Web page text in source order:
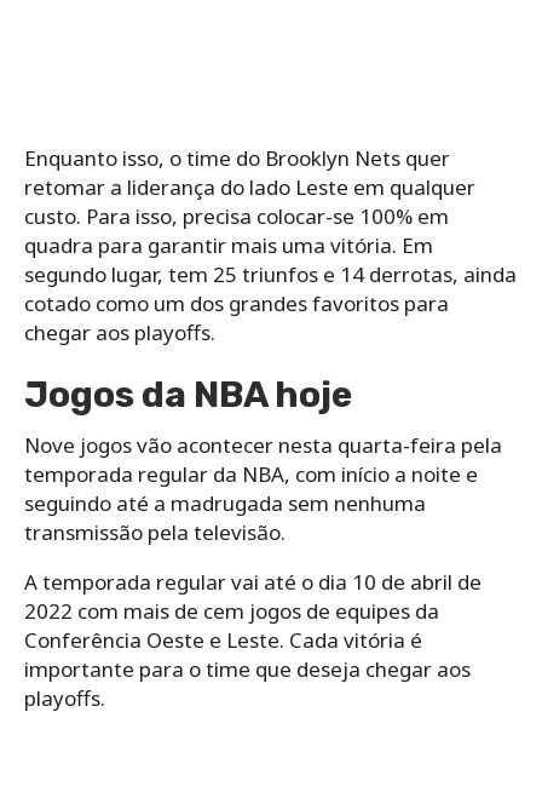
Enquanto isso, o time do Brooklyn Nets quer
retomar a liderança do lado Leste em qualquer
custo. Para isso, precisa colocar-se 100% em
quadra para garantir mais uma vitória. Em
segundo lugar, tem 25 triunfos e 14 derrotas, ainda
cotado como um dos grandes favoritos para
chegar aos playoffs.
Jogos da NBA hoje
Nove jogos vão acontecer nesta quarta-feira pela
temporada regular da NBA, com início a noite e
seguindo até a madrugada sem nenhuma
transmissão pela televisão.
A temporada regular vai até o dia 10 de abril de
2022 com mais de cem jogos de equipes da
Conferência Oeste e Leste. Cada vitória é
importante para o time que deseja chegar aos
playoffs.